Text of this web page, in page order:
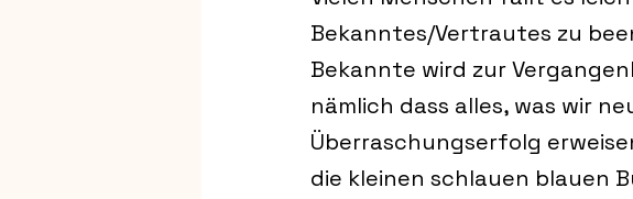
Bekanntes/Vertrautes zu
Bekannte wird zur
nämlich dass alles, was wir
Überraschungserfolg
die kleinen schlauen blauen